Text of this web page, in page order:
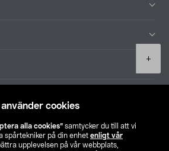
cookies
alla cookies” samtycker du till att vi
spårtekniker på din enhet enligt vår
upplevelsen på vår webbplats,
+
Hitta butik